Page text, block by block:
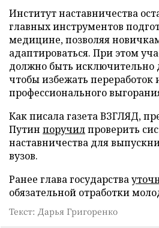
Институт наставничества
главных инструментов
медицине, позволяя
адаптироваться. При этом
должно быть исключительно
чтобы избежать переработок
профессионального
Как писала газета ВЗГЛЯД,
Путин поручилпроверить
наставничества для
вузов.
Ранее глава государства
обязательной отработки
Текст: Дарья Григоренко